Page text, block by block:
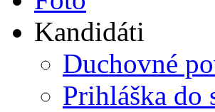
Kandidáti
Duchovné
Prihláška do